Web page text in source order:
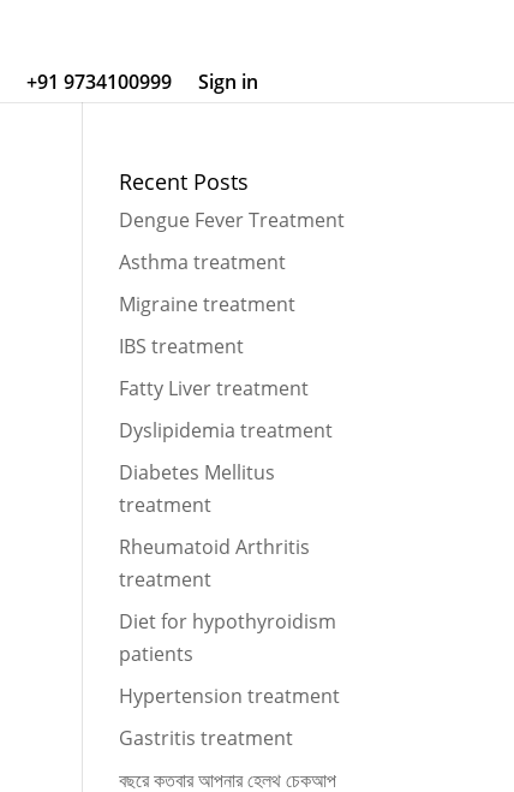
+91 9734100999 Sign in
Recent Posts
Dengue Fever Treatment
Asthma treatment
Migraine treatment
IBS treatment
Fatty Liver treatment
Dyslipidemia treatment
Diabetes Mellitus
treatment
Rheumatoid Arthritis
treatment
Diet for hypothyroidism
patients
Hypertension treatment
Gastritis treatment
বছরে কতবার আপনার হেলথ চেকআপ